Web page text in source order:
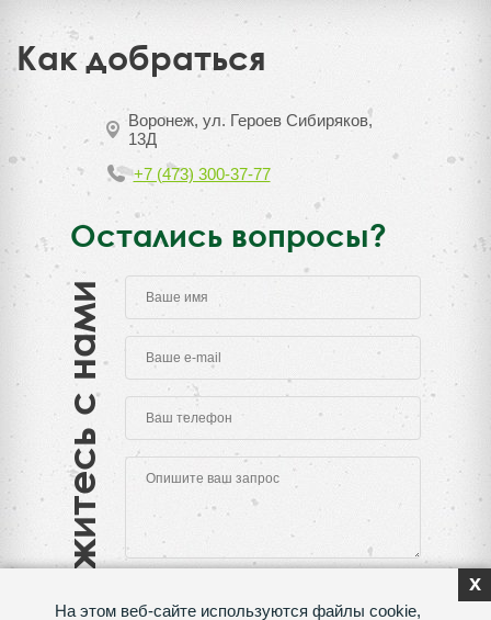
Как добраться
Воронеж, ул. Героев Сибиряков,
13Д
+7 (473) 300-37-77
Остались вопросы?
Свяжитесь с нами x
На этом веб-сайте используются файлы cookie,